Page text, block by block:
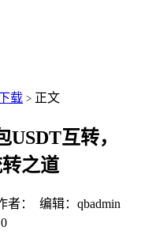
载 > 正文
互转，
之道
者： 编辑：qbadmin